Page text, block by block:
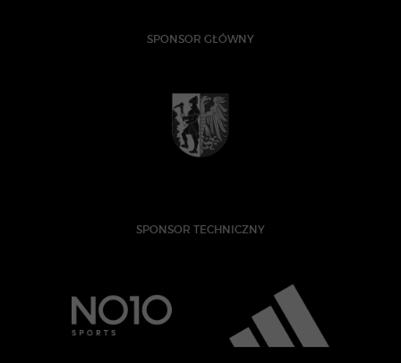
SPONSOR GŁÓWNY
SPONSOR TECHNICZNY